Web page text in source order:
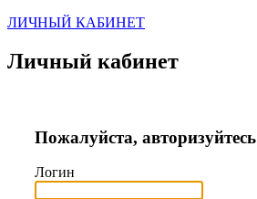
ЛИЧНЫЙ КАБИНЕТ
Личный кабинет
Пожалуйста, авторизуйтесь
Логин